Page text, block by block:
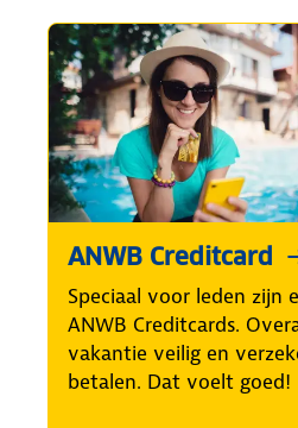
ANWB Creditcard
Speciaal voor leden zijn
ANWB Creditcards.
vakantie veilig en
betalen. Dat voelt goed!